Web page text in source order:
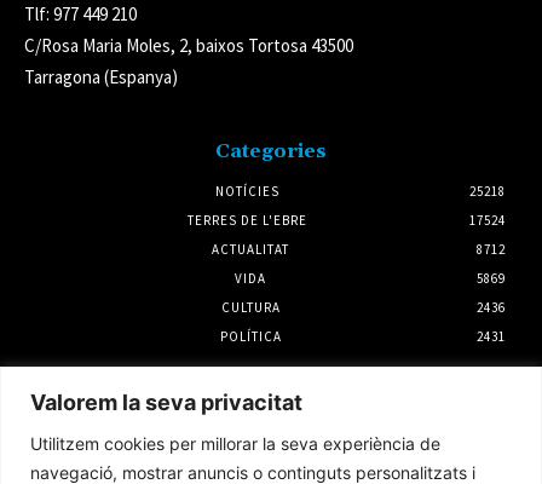
Valorem la seva privacitat
Utilitzem cookies per millorar la seva experiència de
navegació, mostrar anuncis o continguts personalitzats i
Tlf: 977 449 210
C/Rosa Maria Moles, 2, baixos Tortosa 43500
Tarragona (Espanya)
Categories
NOTÍCIES
25218
TERRES DE L'EBRE
17524
ACTUALITAT
8712
VIDA
5869
CULTURA
2436
POLÍTICA
2431
L’Ajuntament de l’Ampolla aprova les
al·legacions que presentarà al PLATER